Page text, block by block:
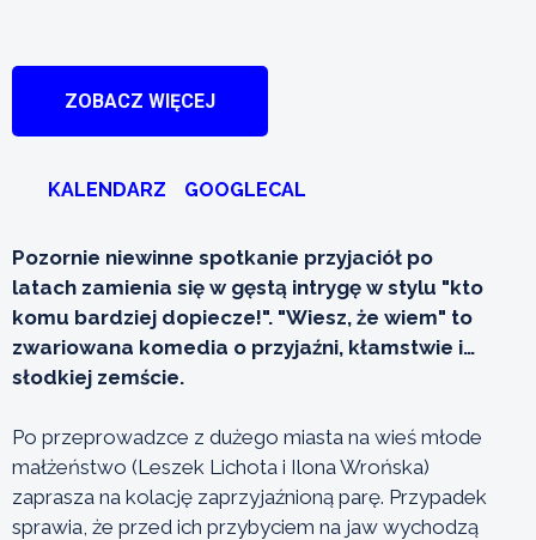
ZOBACZ WIĘCEJ
KALENDARZ GOOGLECAL
Pozornie niewinne spotkanie przyjaciół po
latach zamienia się w gęstą intrygę w stylu "kto
komu bardziej dopiecze!". "Wiesz, że wiem" to
zwariowana komedia o przyjaźni, kłamstwie i…
słodkiej zemście.
Po przeprowadzce z dużego miasta na wieś młode
małżeństwo (Leszek Lichota i Ilona Wrońska)
zaprasza na kolację zaprzyjaźnioną parę. Przypadek
sprawia, że przed ich przybyciem na jaw wychodzą